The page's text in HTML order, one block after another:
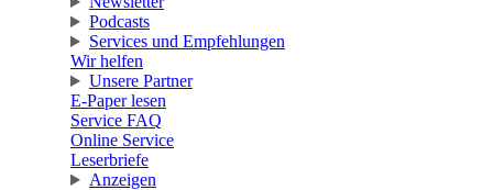
Podcasts
Services und Empfehlungen
Wir helfen
Unsere Partner
E-Paper lesen
Service FAQ
Online Service
Leserbriefe
Anzeigen